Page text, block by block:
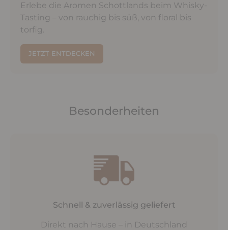
Erlebe die Aromen Schottlands beim Whisky-
Tasting – von rauchig bis süß, von floral bis
torfig.
JETZT ENTDECKEN
Besonderheiten
Schnell & zuverlässig geliefert
Direkt nach Hause – in Deutschland